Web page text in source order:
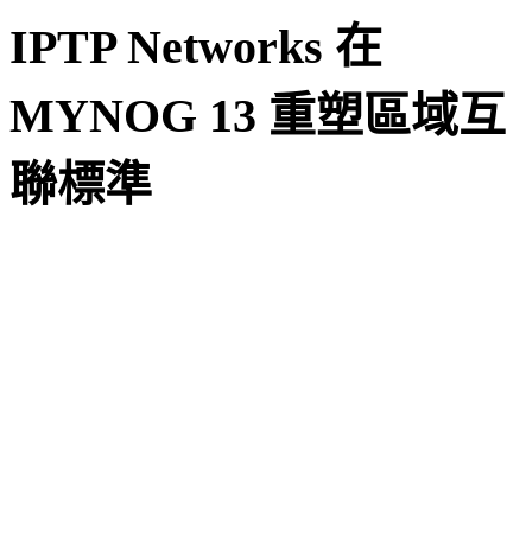
IPTP Networks 在
MYNOG 13 重塑區域互
聯標準